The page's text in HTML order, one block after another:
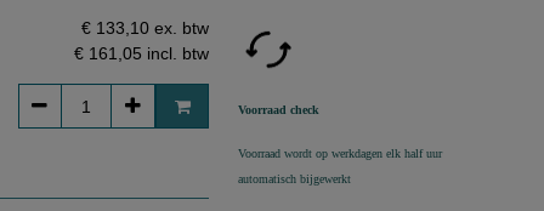
€ 133,10 ex. btw
€ 161,05 incl. btw
Voorraad check
Voorraad wordt op werkdagen elk half uur
automatisch bijgewerkt